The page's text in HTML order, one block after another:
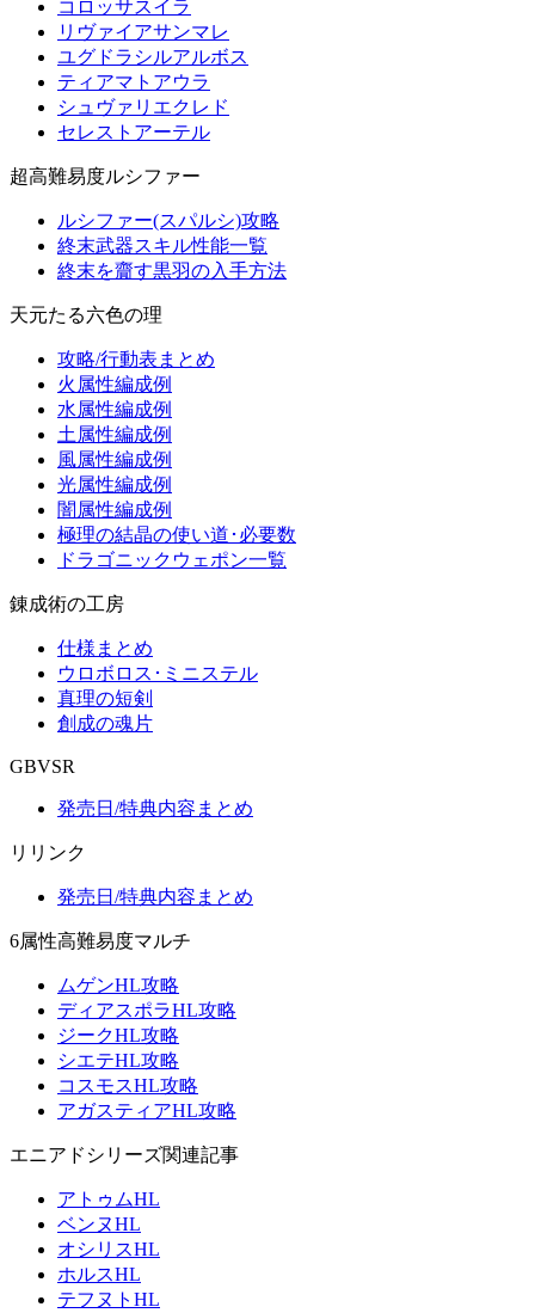
コロッサスイラ
リヴァイアサンマレ
ユグドラシルアルボス
ティアマトアウラ
シュヴァリエクレド
セレストアーテル
超高難易度ルシファー
ルシファー(スパルシ)攻略
終末武器スキル性能一覧
終末を齎す黒羽の入手方法
天元たる六色の理
攻略/行動表まとめ
火属性編成例
水属性編成例
土属性編成例
風属性編成例
光属性編成例
闇属性編成例
極理の結晶の使い道･必要数
ドラゴニックウェポン一覧
錬成術の工房
仕様まとめ
ウロボロス･ミニステル
真理の短剣
創成の魂片
GBVSR
発売日/特典内容まとめ
リリンク
発売日/特典内容まとめ
6属性高難易度マルチ
ムゲンHL攻略
ディアスポラHL攻略
ジークHL攻略
シエテHL攻略
コスモスHL攻略
アガスティアHL攻略
エニアドシリーズ関連記事
アトゥムHL
ベンヌHL
オシリスHL
ホルスHL
テフヌトHL